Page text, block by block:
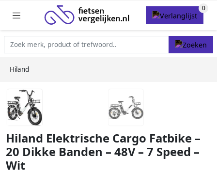
Hiland
Hiland Elektrische Cargo Fatbike –
20 Dikke Banden – 48V – 7 Speed –
Wit